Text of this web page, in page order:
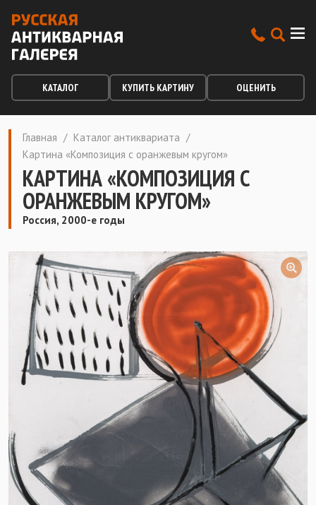
КАТАЛОГ КУПИТЬ КАРТИНУ ОЦЕНИТЬ
Главная / Каталог антиквариата /
Картина «Композиция с оранжевым кругом»
КАРТИНА «КОМПОЗИЦИЯ С
ОРАНЖЕВЫМ КРУГОМ»
Россия, 2000-е годы